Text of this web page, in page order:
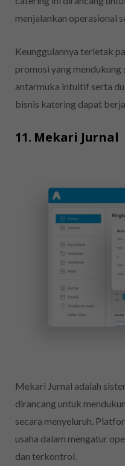
menjalankan operasional
Keunggulannya terletak
promosi yang
antarmuka intuitif serta
bisnis katering dapat
11. Mekari Jurnal
Mekari Jurnal adalah
dirancang untuk
secara menyeluruh.
usaha dalam mengatur
dan terkontrol.